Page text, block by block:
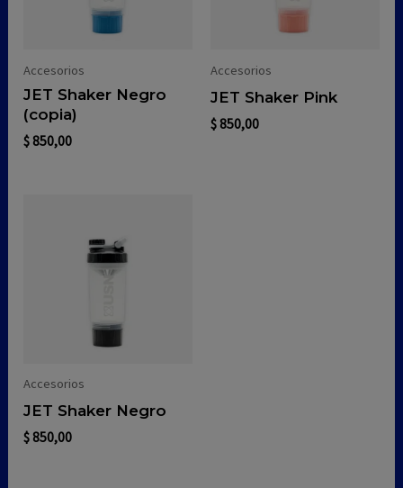
Accesorios
JET Shaker Negro
(copia)
$850,00
Accesorios
JET Shaker Pink
$850,00
Accesorios
JET Shaker Negro
$850,00